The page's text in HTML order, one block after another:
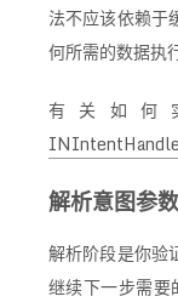
法不应该依赖于
何所需的数据执
有关如何
解析意图参数
解析阶段是你验
继续下一步需要